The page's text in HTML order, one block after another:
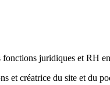
fonctions juridiques et RH
et créatrice du site et du